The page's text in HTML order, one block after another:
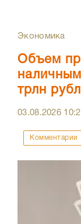
Экономика
Объем
трлн
03.08.2026
Комментарии